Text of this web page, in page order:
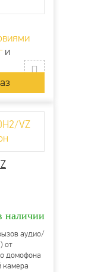
и
наличии
аудио/
от
домофона
камера